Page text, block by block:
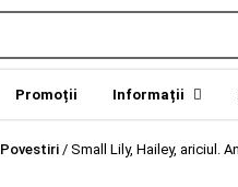
Promoții Informații
Povestiri / Small Lily, Hailey, ariciul.